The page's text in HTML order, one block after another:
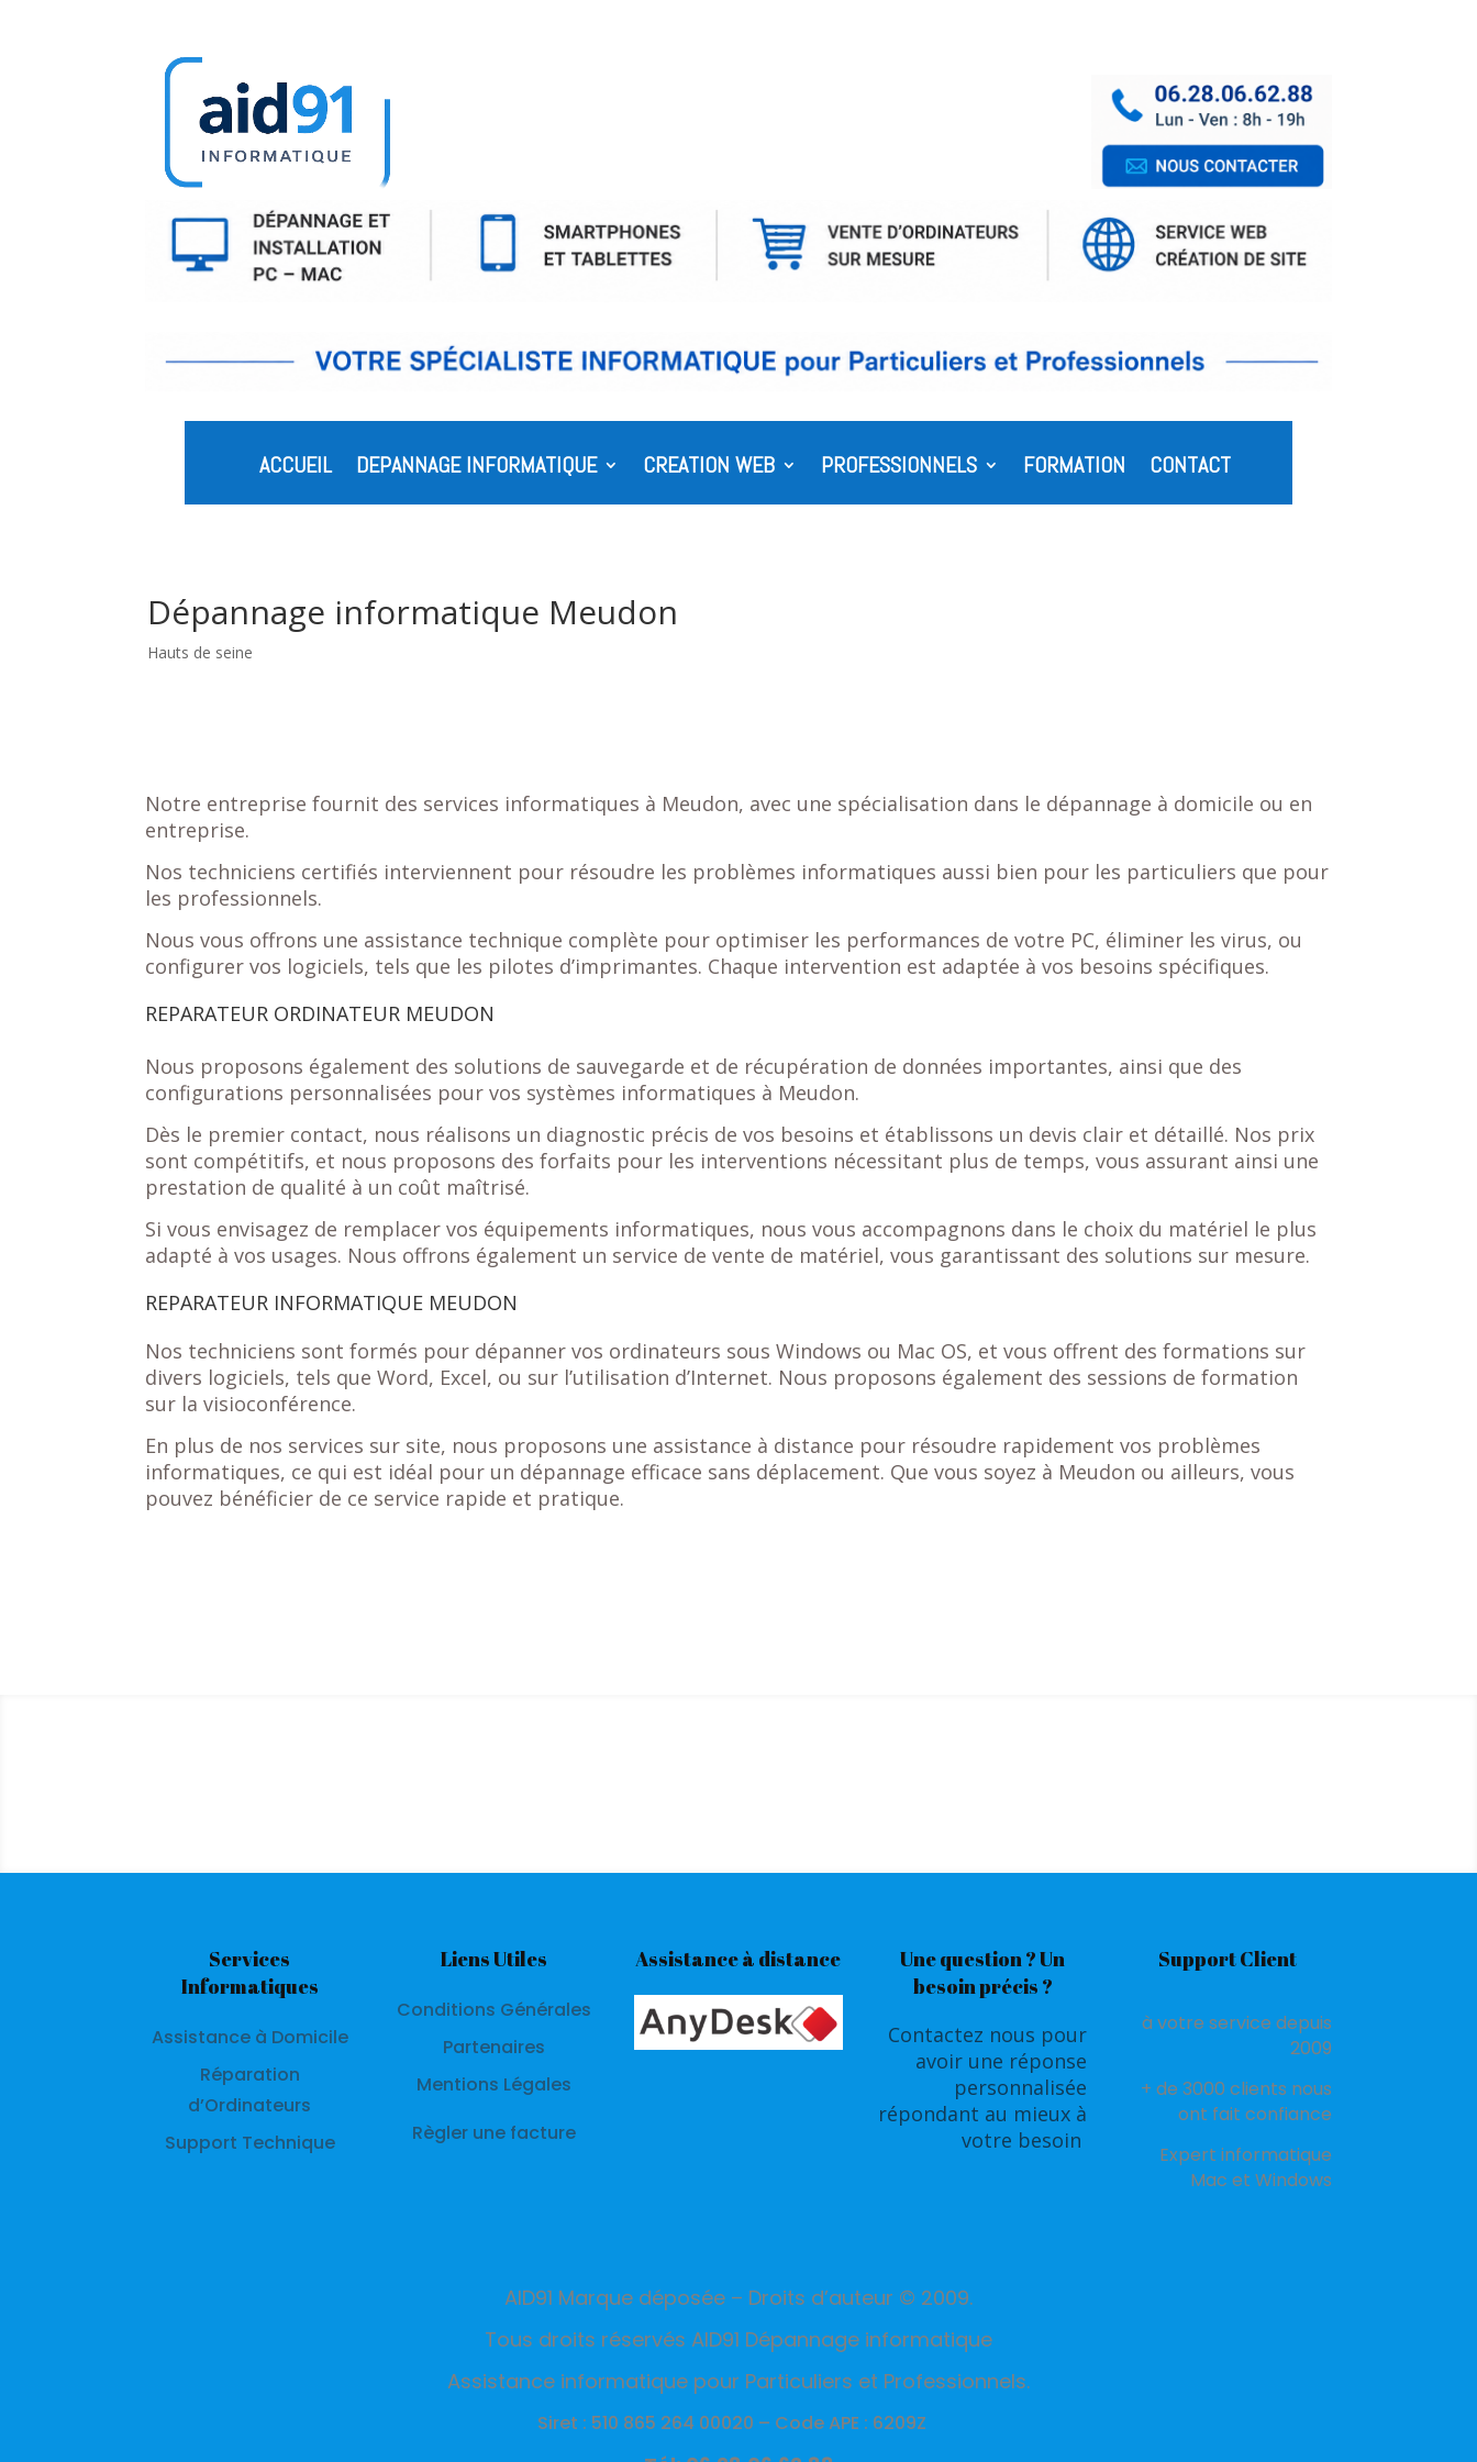
ACCUEIL DEPANNAGE INFORMATIQUE CREATION WEB PROFESSIONNELS FORMATION CONTACT
Dépannage informatique Meudon
Hauts de seine
Notre entreprise fournit des services informatiques à Meudon, avec une spécialisation dans le dépannage à domicile ou en
entreprise.
Nos techniciens certifiés interviennent pour résoudre les problèmes informatiques aussi bien pour les particuliers que pour
les professionnels.
Nous vous offrons une assistance technique complète pour optimiser les performances de votre PC, éliminer les virus, ou
configurer vos logiciels, tels que les pilotes d’imprimantes. Chaque intervention est adaptée à vos besoins spécifiques.
REPARATEUR ORDINATEUR MEUDON
Nous proposons également des solutions de sauvegarde et de récupération de données importantes, ainsi que des
configurations personnalisées pour vos systèmes informatiques à Meudon.
Dès le premier contact, nous réalisons un diagnostic précis de vos besoins et établissons un devis clair et détaillé. Nos prix
sont compétitifs, et nous proposons des forfaits pour les interventions nécessitant plus de temps, vous assurant ainsi une
prestation de qualité à un coût maîtrisé.
Si vous envisagez de remplacer vos équipements informatiques, nous vous accompagnons dans le choix du matériel le plus
adapté à vos usages. Nous offrons également un service de vente de matériel, vous garantissant des solutions sur mesure.
REPARATEUR INFORMATIQUE MEUDON
Nos techniciens sont formés pour dépanner vos ordinateurs sous Windows ou Mac OS, et vous offrent des formations sur
divers logiciels, tels que Word, Excel, ou sur l’utilisation d’Internet. Nous proposons également des sessions de formation
sur la visioconférence.
En plus de nos services sur site, nous proposons une assistance à distance pour résoudre rapidement vos problèmes
informatiques, ce qui est idéal pour un dépannage efficace sans déplacement. Que vous soyez à Meudon ou ailleurs, vous
pouvez bénéficier de ce service rapide et pratique.
Services
Informatiques
Assistance à Domicile
Réparation
d’Ordinateurs
Support Technique
Liens Utiles
Conditions Générales
Partenaires
Mentions Légales
Règler une facture
Assistance à distance
Une question ? Un
besoin précis ?
Contactez nous pour
avoir une réponse
personnalisée
répondant au mieux à
votre besoin
Support Client
à votre service depuis
2009
+ de 3000 clients nous
ont fait confiance
Expert informatique
Mac et Windows
AID91 Marque déposée – Droits d’auteur © 2009.
Tous droits réservés AID91 Dépannage informatique
Assistance informatique pour Particuliers et Professionnels.
Siret : 510 865 264 00020 – Code APE : 6209Z